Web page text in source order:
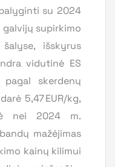
su 2024
galvijų supirkimo
išskyrus
vidutinė ES
skerdenų
5,47 EUR/kg,
nei 2024 m.
mažėjimas
kainų kilimui